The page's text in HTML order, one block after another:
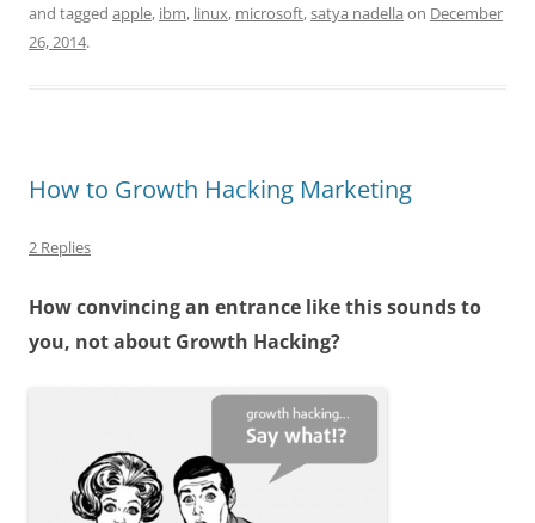
and tagged apple, ibm, linux, microsoft,satya nadella on December
26, 2014.
How to Growth Hacking Marketing
2 Replies
How convincing an entrance like this sounds to
you, not about Growth Hacking?